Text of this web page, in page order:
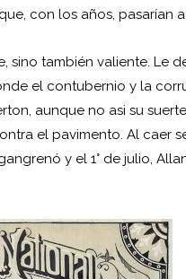
con los años, pasarían
también valiente. Le
el contubernio y la
aunque no asi su
el pavimento. Al caer
y el 1° de julio,